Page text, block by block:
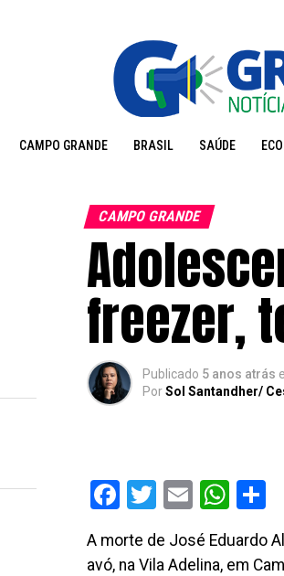
CAMPO GRANDE BRASIL SAÚDE
CAMPO GRANDE
freezer,
Publicado 5 anos atrás
PorSol Santandher/
Facebook
Twitter
Email
A morte de José Eduardo
avó, na Vila Adelina, em